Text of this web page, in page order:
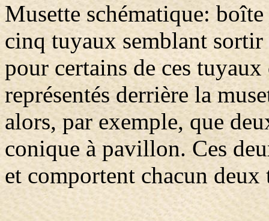
Musette schématique:
cinq tuyaux semblant
pour certains de ces
représentés derrière la
alors, par exemple, que
conique à pavillon. Ces
et comportent chacun deux